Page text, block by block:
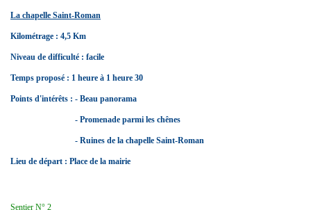
La chapelle Saint-Roman
Kilométrage : 4,5 Km
Niveau de difficulté : facile
Temps proposé : 1 heure à 1 heure 30
Points d'intérêts : - Beau panorama
- Promenade parmi les chênes
- Ruines de la chapelle Saint-Roman
Lieu de départ : Place de la mairie
Sentier N° 2